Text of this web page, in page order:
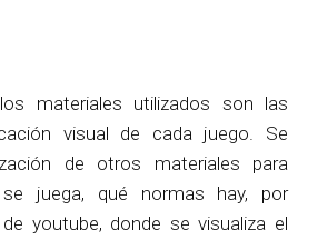
los materiales utilizados son las
visual de cada juego. Se
de otros materiales para
juega, qué normas hay, por
youtube, donde se visualiza el